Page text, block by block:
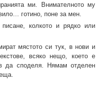
ми. Внимателното му
готино, поне за мен.
колкото и рядко или
мястото си тук, в нови и
всяко нещо, което е
да споделя. Нямам отделен